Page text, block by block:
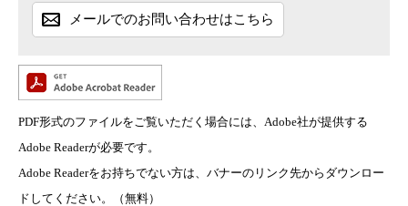
メールでのお問い合わせはこちら
PDF形式のファイルをご覧いただく場合には、Adobe社が提供する
Adobe Readerが必要です。
Adobe Readerをお持ちでない方は、バナーのリンク先からダウンロー
ドしてください。（無料）